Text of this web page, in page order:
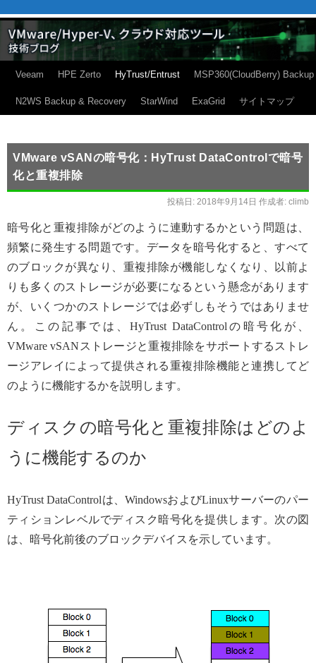
Veeam HPE Zerto HyTrust/Entrust MSP360(CloudBerry) Backup
N2WS Backup & Recovery StarWind ExaGrid サイトマップ
VMware vSANの暗号化：HyTrust DataControlで暗号
化と重複排除
投稿日: 2018年9月14日 作成者: climb
暗号化と重複排除がどのように連動するかという問題は、
頻繁に発生する問題です。データを暗号化すると、すべて
のブロックが異なり、重複排除が機能しなくなり、以前よ
りも多くのストレージが必要になるという懸念があります
が、いくつかのストレージでは必ずしもそうではありませ
ん。この記事では、HyTrust DataControlの暗号化が、
VMware vSANストレージと重複排除をサポートするストレ
ージアレイによって提供される重複排除機能と連携してど
のように機能するかを説明します。
ディスクの暗号化と重複排除はどのよ
うに機能するのか
HyTrust DataControlは、WindowsおよびLinuxサーバーのパー
ティションレベルでディスク暗号化を提供します。次の図
は、暗号化前後のブロックデバイスを示しています。